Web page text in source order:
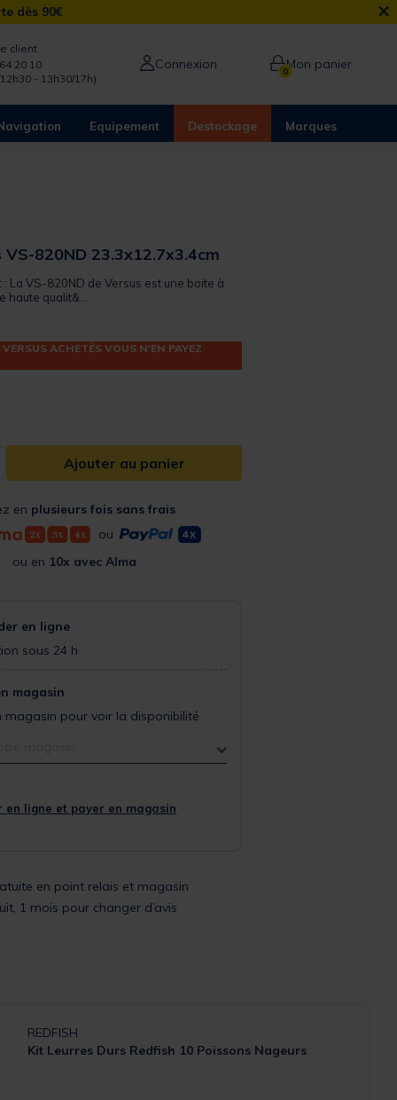
dès 90€ ×
client
20 10
- 13h30/17h)
Connexion 0Mon panier
Equipement Destockage Marques
VS-820ND 23.3x12.7x3.4cm
La VS-820ND de Versus est une boite à
haute qualit&...
ACHETÉS VOUS N'EN PAYEZ
Ajouter au panier
en plusieurs fois sans frais
ou
ou en 10x avec Alma
en ligne
sous 24 h
magasin
magasin pour voir la disponibilité
en ligne et payer en magasin
en point relais et magasin
1 mois pour changer d’avis
REDFISH
Kit Leurres Durs Redfish 10 Poissons Nageurs